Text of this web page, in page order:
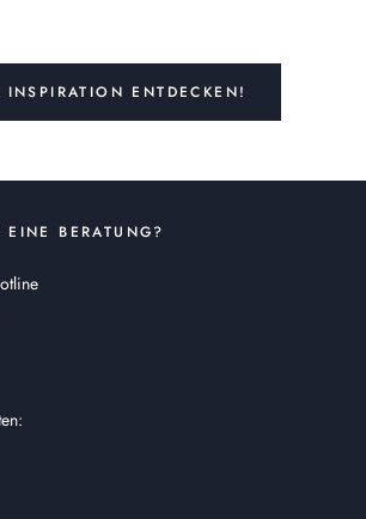
INSPIRATION ENTDECKEN!
BERATUNG?